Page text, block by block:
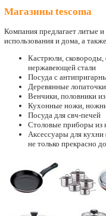
Магазины tescoma
Компания предлагает литые
использования и дома, а
Кастрюли, сковороды,
нержавеющей стали
Посуда с
Деревянные
Венчики, половники
Кухонные ножи,
Посуда для свч-печей
Столовые приборы из
Аксессуары для
не только прекрасно